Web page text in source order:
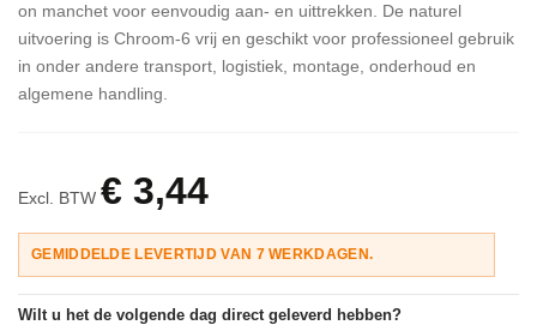
on manchet voor eenvoudig aan- en uittrekken. De naturel
uitvoering is Chroom-6 vrij en geschikt voor professioneel gebruik
in onder andere transport, logistiek, montage, onderhoud en
algemene handling.
Excl. BTW € 3,44
GEMIDDELDE LEVERTIJD VAN 7 WERKDAGEN.
Wilt u het de volgende dag direct geleverd hebben?